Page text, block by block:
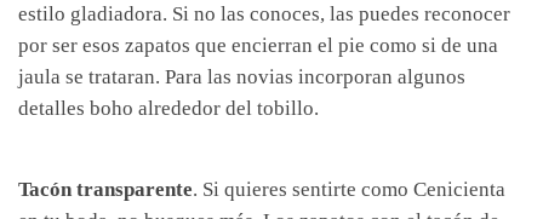
estilo gladiadora. Si no las conoces, las puedes reconocer
por ser esos zapatos que encierran el pie como si de una
jaula se trataran. Para las novias incorporan algunos
detalles boho alrededor del tobillo.
Tacón transparente. Si quieres sentirte como Cenicienta